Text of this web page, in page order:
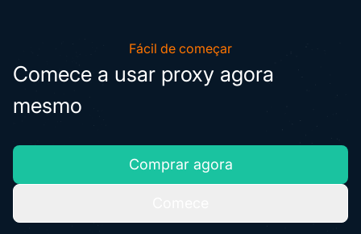
Fácil de começar
Comece a usar proxy agora
mesmo
Comprar agora